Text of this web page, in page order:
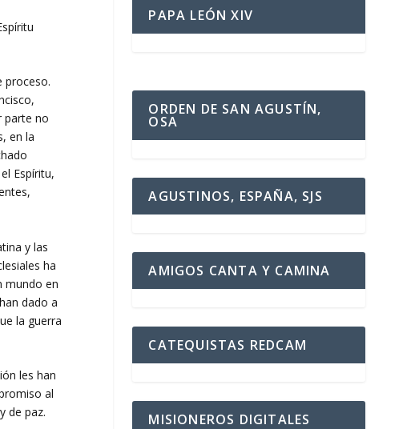
proceso.
parte no
en la
Espíritu,
y las
ha
mundo en
dado a
la guerra
les han
al
de paz.
PAPA LEÓN XIV
ORDEN DE SAN AGUSTÍN,
OSA
AGUSTINOS, ESPAÑA, SJS
AMIGOS CANTA Y CAMINA
CATEQUISTAS REDCAM
MISIONEROS DIGITALES